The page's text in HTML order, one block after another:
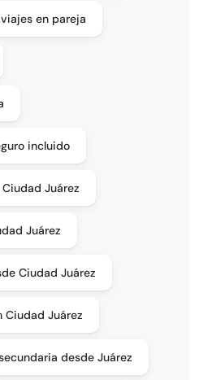
viajes en pareja
incluido
Juárez
Juárez
Ciudad Juárez
Ciudad Juárez
desde Juárez